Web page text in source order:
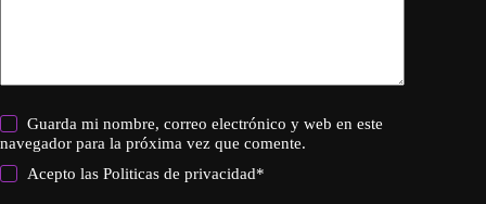
Guarda mi nombre, correo electrónico y web en este
navegador para la próxima vez que comente.
Acepto lasPoliticas de privacidad*